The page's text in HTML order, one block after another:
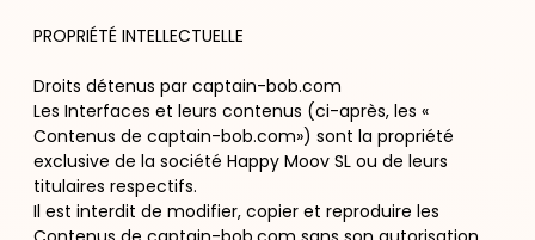
PROPRIÉTÉ INTELLECTUELLE
Droits détenus par captain-bob.com
Les Interfaces et leurs contenus (ci-après, les «
Contenus de captain-bob.com») sont la propriété
exclusive de la société Happy Moov SL ou de leurs
titulaires respectifs.
Il est interdit de modifier, copier et reproduire les